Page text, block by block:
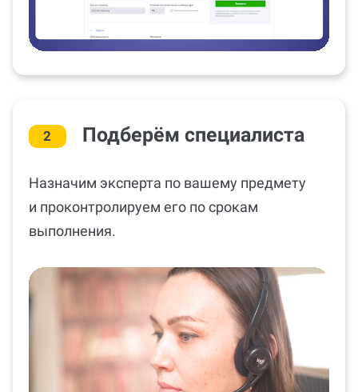
2 Подберём специалиста
Назначим эксперта по вашему предмету
и проконтролируем его по срокам
выполнения.